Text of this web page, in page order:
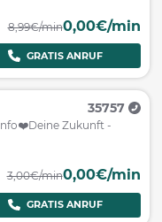
8,99€/min0,00€/min
GRATIS ANRUF
35757
Zukunft -
3,00€/min0,00€/min
GRATIS ANRUF